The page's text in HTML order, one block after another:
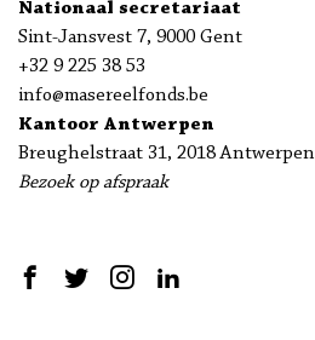
Nationaal secretariaat
Sint-Jansvest 7, 9000 Gent
+32 9 225 38 53
info@masereelfonds.be
Kantoor Antwerpen
Breughelstraat 31, 2018 Antwerpen
Bezoek op afspraak